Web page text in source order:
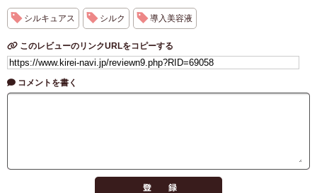
シルキュアス シルク 導入美容液
このレビューのリンクURLをコピーする
コメントを書く